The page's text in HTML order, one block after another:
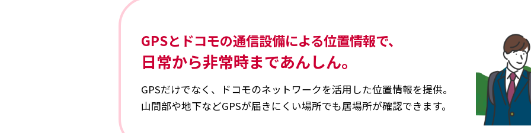
GPSとドコモの通信設備による位置情報で、
日常から非常時まであんしん。
GPSだけでなく、ドコモのネットワークを活用した位置情報を提供。
山間部や地下などGPSが届きにくい場所でも居場所が確認できます。